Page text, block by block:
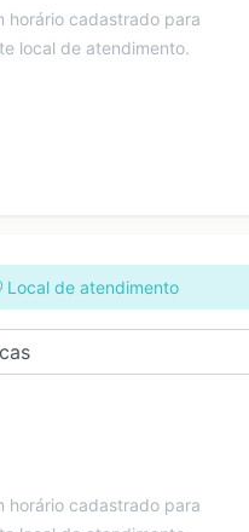
horário cadastrado para
local de atendimento.
Local de atendimento
horário cadastrado para